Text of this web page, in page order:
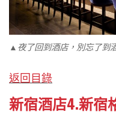
▲夜了回到酒店，別忘了到
返回目錄
新宿酒店4.新宿